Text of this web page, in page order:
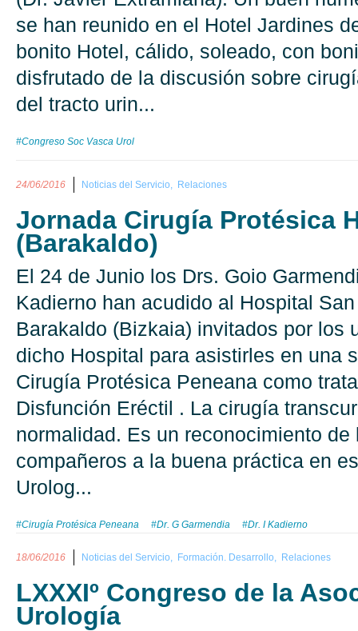
se han reunido en el Hotel Jardines
bonito Hotel, cálido, soleado, con
disfrutado de la discusión sobre
del tracto urin...
#Congreso Soc Vasca Urol
24/06/2016 Noticias del Servicio, Relaciones
Jornada Cirugía Protésica
(Barakaldo)
El 24 de Junio los Drs. Goio
Kadierno han acudido al Hospital
Barakaldo (Bizkaia) invitados por los
dicho Hospital para asistirles en una
Cirugía Protésica Peneana como
Disfunción Eréctil . La cirugía
normalidad. Es un reconocimiento de
compañeros a la buena práctica en
Urolog...
#Cirugía Protésica Peneana #Dr. G Garmendia #Dr. I Kadierno
18/06/2016 Noticias del Servicio, Formación. Desarrollo, Relaciones
LXXXIº Congreso de la
Urología